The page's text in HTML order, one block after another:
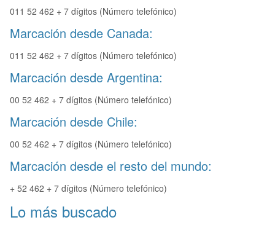
011 52 462 + 7 dígitos (Número telefónico)
Marcación desde Canada:
011 52 462 + 7 dígitos (Número telefónico)
Marcación desde Argentina:
00 52 462 + 7 dígitos (Número telefónico)
Marcación desde Chile:
00 52 462 + 7 dígitos (Número telefónico)
Marcación desde el resto del mundo:
+ 52 462 + 7 dígitos (Número telefónico)
Lo más buscado